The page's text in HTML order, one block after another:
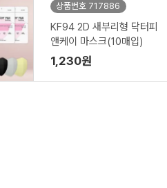
상품번호 717886
KF94 2D 새부리형 닥터피
앤케이 마스크(10매입)
1,230원